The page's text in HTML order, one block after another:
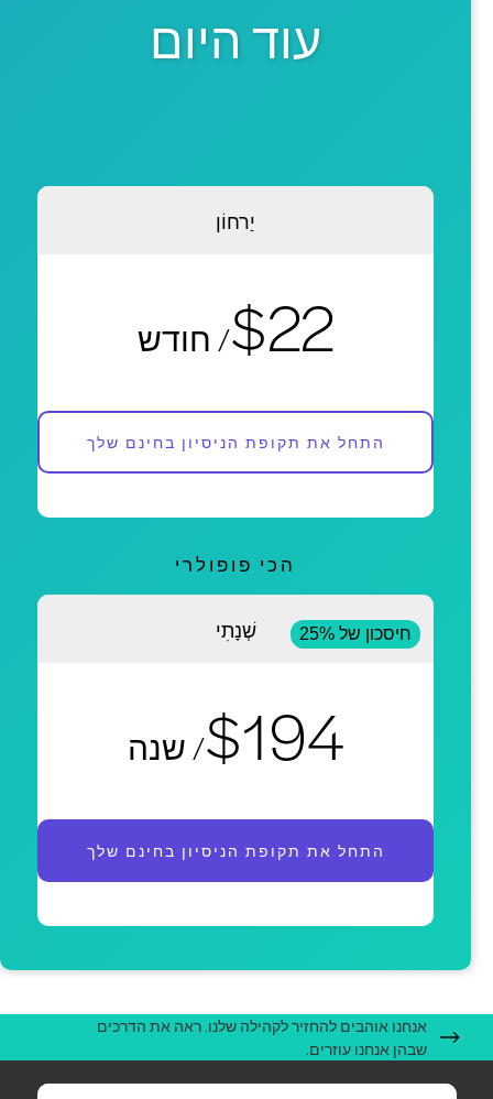
עוד היום
יַרחוֹן
$22/ חודש
התחל את תקופת הניסיון בחינם שלך
הכי פופולרי
שְׁנָתִי חיסכון של 25%
$194/ שנה
התחל את תקופת הניסיון בחינם שלך
אנחנו אוהבים להחזיר לקהילה שלנו. ראה את הדרכים
שבהן אנחנו עוזרים.